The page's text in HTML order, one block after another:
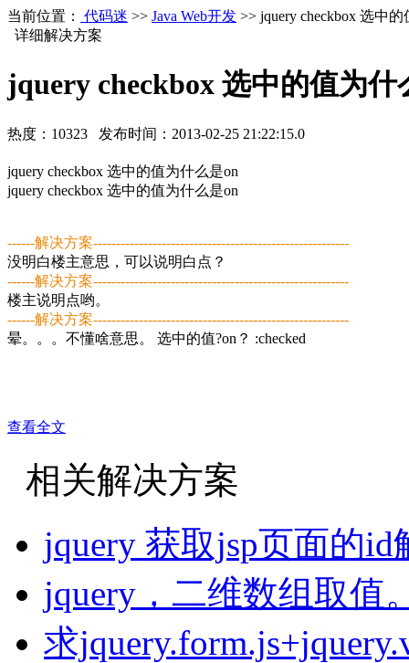
当前位置： 代码迷 >> Java Web开发 >> jquery checkbox 选中
详细解决方案
jquery checkbox 选中的值为
热度： 10323 发布时间： 2013-02-25 21:22:15.0
jquery checkbox 选中的值为什么是on
jquery checkbox 选中的值为什么是on
------解决方案--------------------------------------------------------
没明白楼主意思，可以说明白点？
------解决方案--------------------------------------------------------
楼主说明点哟。
------解决方案--------------------------------------------------------
晕。。。不懂啥意思。 选中的值?on？ :checked
查看全文
相关解决方案
jquery 获取jsp页面的id
jquery，二维数组取值
求